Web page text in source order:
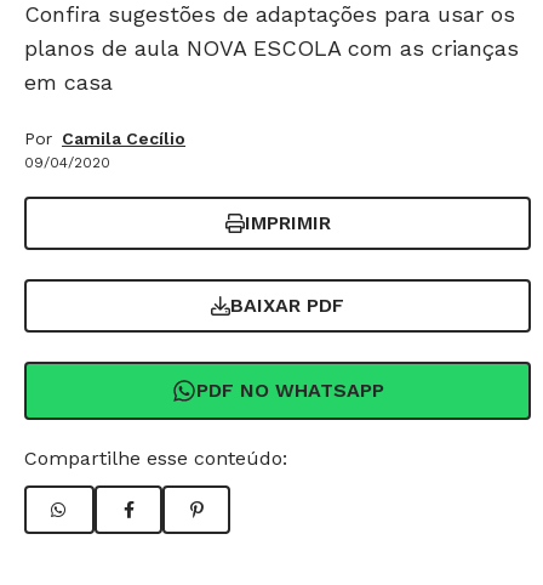
Confira sugestões de adaptações para usar os
planos de aula NOVA ESCOLA com as crianças
em casa
Por Camila Cecílio
09/04/2020
IMPRIMIR
BAIXAR PDF
PDF NO WHATSAPP
Compartilhe esse conteúdo: